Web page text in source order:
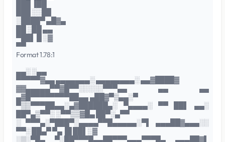
███ ░░██
░████▀ ▄█▓▄
██ ░██ ▄▄
▀██▌ █ ░▓
▀▀
Format 1.78:1
▄▄░ ░▄▄
▀▀▀▀▀▓▄▄ ▄▄▄▄▄▄▄░ ▄▄▄▄▄▄▄▄░ ▄▄▓████▓
▓▓▄▄▄▄▄▀▀▓█▀▀░░░░░▀▀▀▄▄ ▄▄ ▄▄
▄▓█▀▀▀▀▀▀▀▀██▄▄ ▄██▓▀▒▄▄░▀
▀▒▒▀▀▀██▄▄░▄▓██████▄░ ▀▄▄▄▄░ ▀▀ ██▌ ▄▄░
██▀▄▒▀▀░ ░▀▀▒▒▓█▄ ██▀░▄▀▀
░ ▀▀▀▄░▀███▀░▄▄▄▄▀▀█▄▄▄▄▄░▀▌ ▄▄▄██▓▄▄▄░░
▀▀░ ██▄▀ ▀▄▐█ ██▌░▓
░▒░▀█▄ ▀░██▀▀▀█▄▄██▀▀▀▄▄▄▀▀▀█▄ ▄▄▄██▓▌